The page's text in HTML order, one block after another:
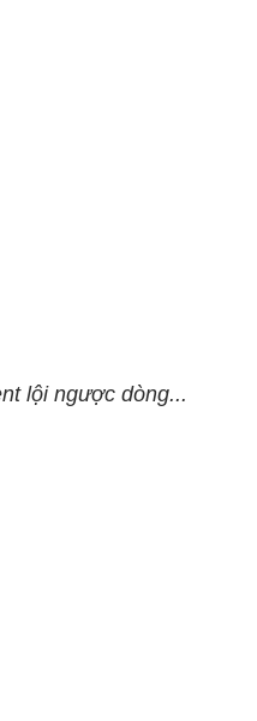
lội ngược dòng...